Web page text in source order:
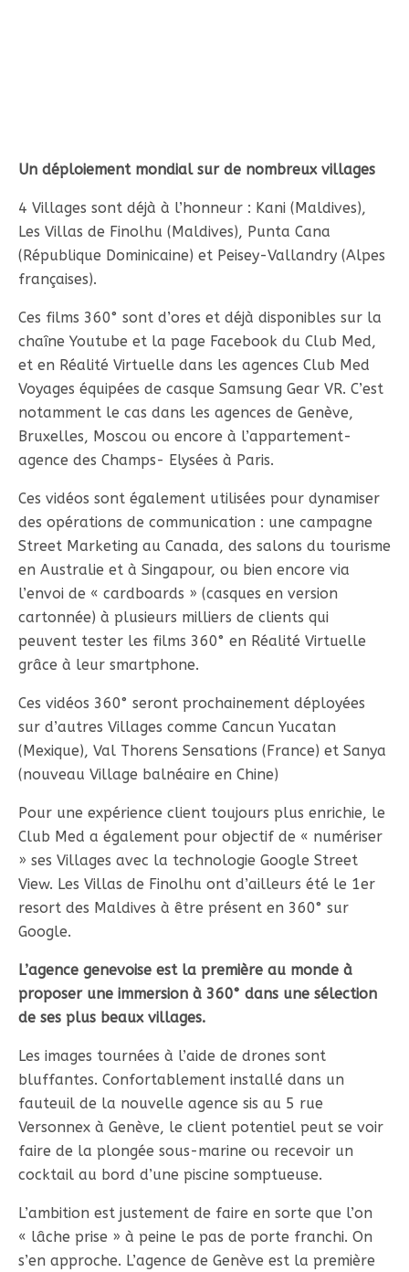
Un déploiement mondial sur de nombreux villages
4 Villages sont déjà à l’honneur : Kani (Maldives),
Les Villas de Finolhu (Maldives), Punta Cana
(République Dominicaine) et Peisey-Vallandry (Alpes
françaises).
Ces films 360° sont d’ores et déjà disponibles sur la
chaîne Youtube et la page Facebook du Club Med,
et en Réalité Virtuelle dans les agences Club Med
Voyages équipées de casque Samsung Gear VR. C’est
notamment le cas dans les agences de Genève,
Bruxelles, Moscou ou encore à l’appartement-
agence des Champs- Elysées à Paris.
Ces vidéos sont également utilisées pour dynamiser
des opérations de communication : une campagne
Street Marketing au Canada, des salons du tourisme
en Australie et à Singapour, ou bien encore via
l’envoi de « cardboards » (casques en version
cartonnée) à plusieurs milliers de clients qui
peuvent tester les films 360° en Réalité Virtuelle
grâce à leur smartphone.
Ces vidéos 360° seront prochainement déployées
sur d’autres Villages comme Cancun Yucatan
(Mexique), Val Thorens Sensations (France) et Sanya
(nouveau Village balnéaire en Chine)
Pour une expérience client toujours plus enrichie, le
Club Med a également pour objectif de « numériser
» ses Villages avec la technologie Google Street
View. Les Villas de Finolhu ont d’ailleurs été le 1er
resort des Maldives à être présent en 360° sur
Google.
L’agence genevoise est la première au monde à
proposer une immersion à 360° dans une sélection
de ses plus beaux villages.
Les images tournées à l’aide de drones sont
bluffantes. Confortablement installé dans un
fauteuil de la nouvelle agence sis au 5 rue
Versonnex à Genève, le client potentiel peut se voir
faire de la plongée sous-marine ou recevoir un
cocktail au bord d’une piscine somptueuse.
L’ambition est justement de faire en sorte que l’on
« lâche prise » à peine le pas de porte franchi. On
s’en approche. L’agence de Genève est la première